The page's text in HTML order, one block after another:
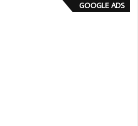
GOOGLE ADS